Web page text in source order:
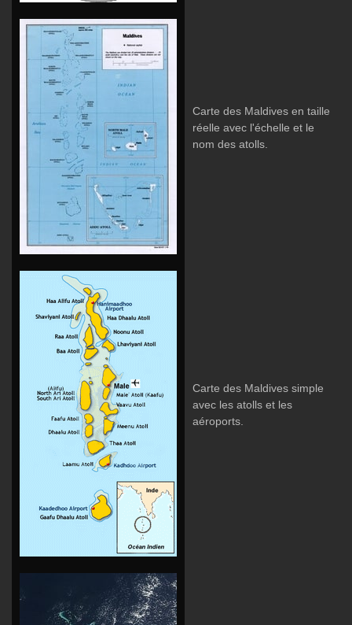
Carte des Maldives en taille
réelle avec l'échelle et le
nom des atolls.
Carte des Maldives simple
avec les atolls et les
aéroports.